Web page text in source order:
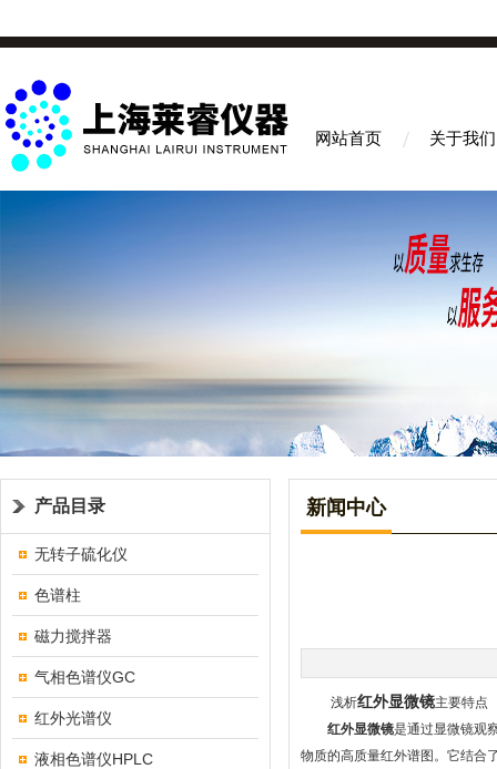
网站首页 关于我们
产品目录
无转子硫化仪
色谱柱
磁力搅拌器
气相色谱仪GC
红外光谱仪
液相色谱仪HPLC
新闻中心
浅析红外显微镜主要特点
红外显微镜是通过显微镜观
物质的高质量红外谱图。它结合